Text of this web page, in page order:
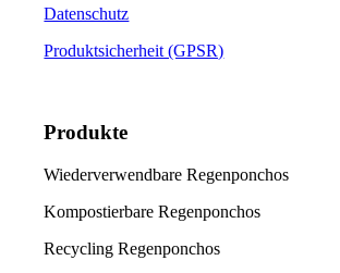
Datenschutz
Produktsicherheit (GPSR)
Produkte
Wiederverwendbare Regenponchos
Kompostierbare Regenponchos
Recycling Regenponchos